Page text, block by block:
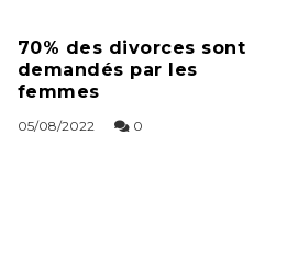
70% des divorces sont
demandés par les
femmes
05/08/2022 0